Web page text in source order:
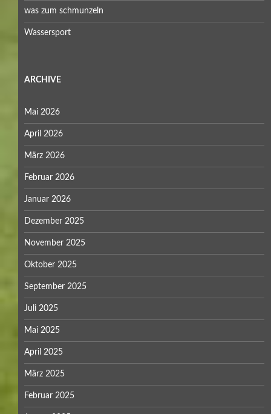
was zum schmunzeln
Wassersport
ARCHIVE
Mai 2026
April 2026
März 2026
Februar 2026
Januar 2026
Dezember 2025
November 2025
Oktober 2025
September 2025
Juli 2025
Mai 2025
April 2025
März 2025
Februar 2025